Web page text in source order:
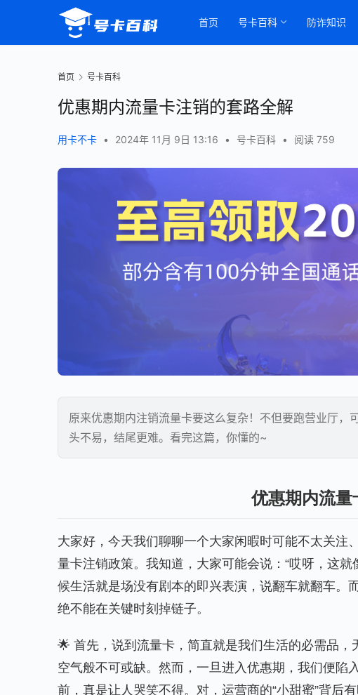
首页 号卡百科 防诈知识
首页 号卡百科
优惠期内流量卡注销的套路全解
用卡不卡 • 2024年 11月 9日 13:16 • 号卡百科 • 阅读 759
原来优惠期内注销流量卡要这么复杂！不但要跑营业厅
头不易，结尾更难。看完这篇，你懂的~
优惠期内流量
大家好，今天我们聊聊一个大家闲暇时可能不太关注
量卡注销政策。我知道，大家可能会说：“哎呀，这
候生活就是场没有剧本的即兴表演，说翻车就翻车
绝不能在关键时刻掉链子。
🌟 首先，说到流量卡，简直就是我们生活的必需品
空气般不可或缺。然而，一旦进入优惠期，我们便陷
前，真是让人哭笑不得。对，运营商的“小甜蜜”背后有